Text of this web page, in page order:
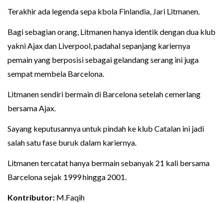
Terakhir ada legenda sepa kbola Finlandia, Jari Litmanen.
Bagi sebagian orang, Litmanen hanya identik dengan dua klub
yakni Ajax dan Liverpool, padahal sepanjang kariernya
pemain yang berposisi sebagai gelandang serang ini juga
sempat membela Barcelona.
Litmanen sendiri bermain di Barcelona setelah cemerlang
bersama Ajax.
Sayang keputusannya untuk pindah ke klub Catalan ini jadi
salah satu fase buruk dalam kariernya.
Litmanen tercatat hanya bermain sebanyak 21 kali bersama
Barcelona sejak 1999 hingga 2001.
Kontributor: M.Faqih